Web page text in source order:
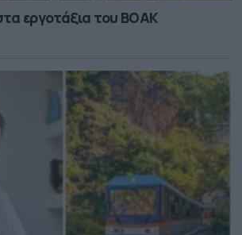
εργοτάξια του ΒΟΑΚ